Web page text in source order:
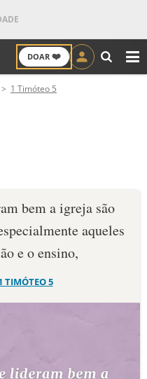
DOAR ❤️
1 Timóteo 5
bem a igreja são
aqueles
e o ensino,
TIMÓTEO 5